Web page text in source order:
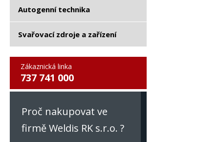
Autogenní technika
Svařovací zdroje a zařízení
Zákaznická linka
737 741 000
Proč nakupovat ve
firmě Weldis RK s.r.o. ?